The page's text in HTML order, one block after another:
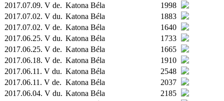
2017.07.09. V de. Katona Béla
1998
2017.07.02. V du. Katona Béla
1883
2017.07.02. V de. Katona Béla
1640
2017.06.25. V du. Katona Béla
1733
2017.06.25. V de. Katona Béla
1665
2017.06.18. V de. Katona Béla
1910
2017.06.11. V du. Katona Béla
2548
2017.06.11. V de. Katona Béla
2037
2017.06.04. V du. Katona Béla
2185